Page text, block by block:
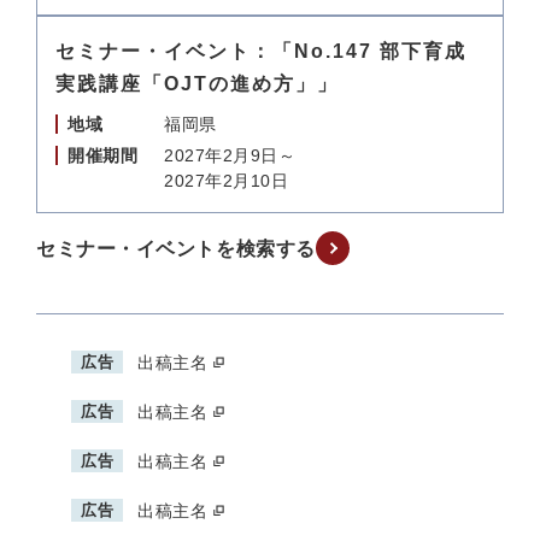
セミナー・イベント：「No.147 部下育成
実践講座「OJTの進め方」」
地域
福岡県
開催期間
2027年2月9日～
2027年2月10日
セミナー・イベントを検索する
広告 出稿主名
広告 出稿主名
広告 出稿主名
広告 出稿主名